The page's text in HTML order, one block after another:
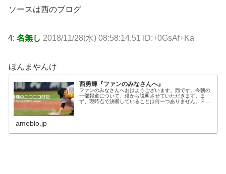
ソースは西のブログ
4: 名無し 2018/11/28(水) 08:58:14.51 ID:+0GsAf+Ka
ほんまやんけ
西勇輝『ファンのみなさんへ』
ファンのみなさんへおはようございます。西です。今朝の
一部報道について、僕から説明させていただきます。ま
ず、現時点で決断していることは何一つありません。ＦＡ
ameblo.jp